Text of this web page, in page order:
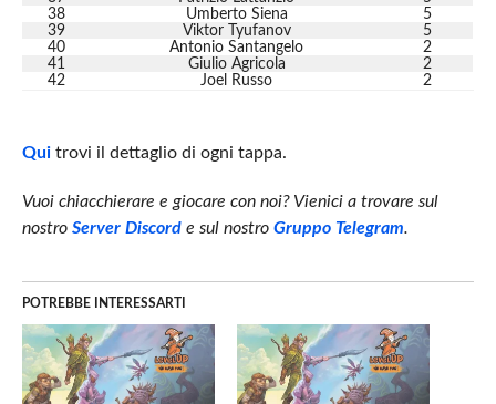
38
Umberto Siena
5
39
Viktor Tyufanov
5
40
Antonio Santangelo
2
41
Giulio Agricola
2
42
Joel Russo 2
Quitrovi il dettaglio di ogni tappa.
Vuoi chiacchierare e giocare con noi? Vienici a trovare sul
nostro Server Discorde sul nostro Gruppo Telegram.
POTREBBE INTERESSARTI